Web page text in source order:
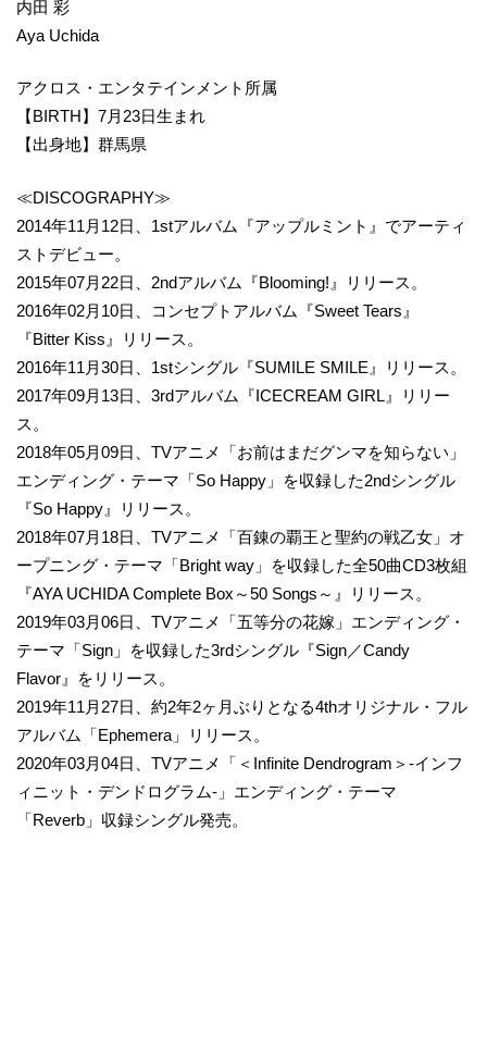
内田 彩
Aya Uchida
アクロス・エンタテインメント所属
【BIRTH】7月23日生まれ
【出身地】群馬県
≪DISCOGRAPHY≫
2014年11月12日、1stアルバム『アップルミント』でアーティ
ストデビュー。
2015年07月22日、2ndアルバム『Blooming!』リリース。
2016年02月10日、コンセプトアルバム『Sweet Tears』
『Bitter Kiss』リリース。
2016年11月30日、1stシングル『SUMILE SMILE』リリース。
2017年09月13日、3rdアルバム『ICECREAM GIRL』リリー
ス。
2018年05月09日、TVアニメ「お前はまだグンマを知らない」
エンディング・テーマ「So Happy」を収録した2ndシングル
『So Happy』リリース。
2018年07月18日、TVアニメ「百錬の覇王と聖約の戦乙女」オ
ープニング・テーマ「Bright way」を収録した全50曲CD3枚組
『AYA UCHIDA Complete Box～50 Songs～』リリース。
2019年03月06日、TVアニメ「五等分の花嫁」エンディング・
テーマ「Sign」を収録した3rdシングル『Sign／Candy
Flavor』をリリース。
2019年11月27日、約2年2ヶ月ぶりとなる4thオリジナル・フル
アルバム「Ephemera」リリース。
2020年03月04日、TVアニメ「＜Infinite Dendrogram＞-インフ
ィニット・デンドログラム-」エンディング・テーマ
「Reverb」収録シングル発売。